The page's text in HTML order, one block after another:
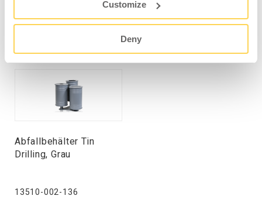
Customize
Deny
ÄHNLICHE PRODUKTE
Abfallbehälter Tin
Drilling, Grau
13510-002-136